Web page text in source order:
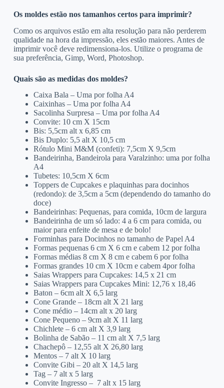
Os moldes estão nos tamanhos certos para imprimir?
Como os arquivos estão em alta resolução para não perderem
qualidade na hora da impressão, eles estão maiores. Antes de
imprimir você deve redimensiona-los. Utilize o programa de
sua preferência, Gimp, Word, Photoshop.
Quais são as medidas dos moldes?
Caixa Bala – Uma por folha A4
Caixinhas – Uma por folha A4
Sacolinha Surpresa – Uma por folha A4
Convite: 10 cm X 15cm
Bis: 5,5cm alt x 6,85 cm
Bis Duplo: 5,5 alt X 10,5 cm
Rótulo Mini M&M (confeti): 7,5cm X 9,5cm
Bandeirinha, Bandeirola para Varalzinho: uma por folha
A4
Tubetes: 10,5cm X 6cm
Toppers de Cupcakes e plaquinhas para docinhos
(redondo): de 3,5cm a 5cm (dependendo do tamanho do
doce)
Bandeirinhas: Pequenas, para comida, 10cm de largura
Bandeirinha de um só lado: 4 a 6 cm para comida, ou
maior para enfeite de mesa e de bolo!
Forminhas para Docinhos no tamanho de Papel A4
Formas pequenas 6 cm X 6 cm e cabem 12 por folha
Formas médias 8 cm X 8 cm e cabem 6 por folha
Formas grandes 10 cm X 10cm e cabem 4por folha
Saias Wrappers para Cupcakes: 14,5 x 21 cm
Saias Wrappers para Cupcakes Mini: 12,76 x 18,46
Baton – 6cm alt X 6,5 larg
Cone Grande – 18cm alt X 21 larg
Cone médio – 14cm alt x 20 larg
Cone Pequeno – 9cm alt X 11 larg
Chichlete – 6 cm alt X 3,9 larg
Bolinha de Sabão – 11 cm alt X 7,5 larg
Chachepô – 12,55 alt X 26,80 larg
Mentos – 7 alt X 10 larg
Convite Gibi – 20 alt X 14,5 larg
Tag – 7 alt x 5 larg
Convite Ingresso – 7 alt x 15 larg